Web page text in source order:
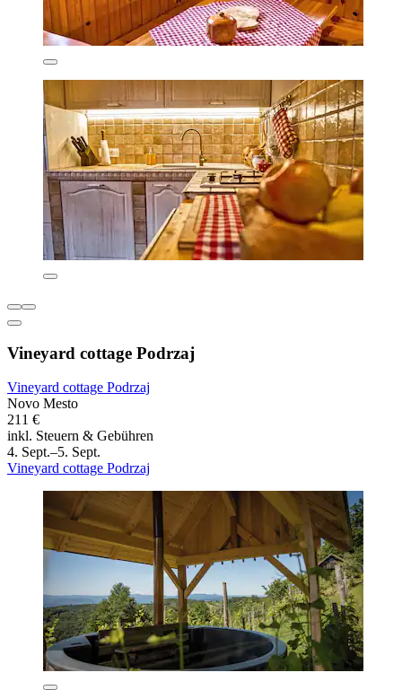
Vineyard cottage Podrzaj
Vineyard cottage Podrzaj
Novo Mesto
211 €
inkl. Steuern & Gebühren
4. Sept.–5. Sept.
Vineyard cottage Podrzaj